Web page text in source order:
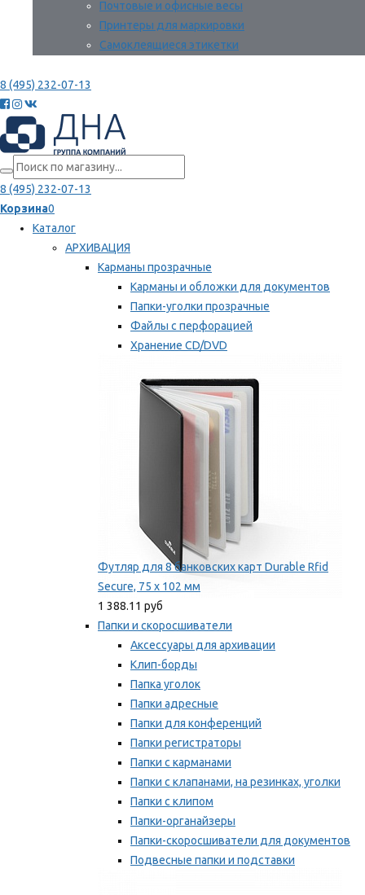
Почтовые и офисные весы
Принтеры для маркировки
Самоклеящиеся этикетки
8 (495) 232-07-13
8 (495) 232-07-13
Корзина0
Каталог
АРХИВАЦИЯ
Карманы прозрачные
Карманы и обложки для документов
Папки-уголки прозрачные
Файлы с перфорацией
Хранение CD/DVD
Мы рекомендуем
Футляр для 8 банковских карт Durable Rfid
Secure, 75 х 102 мм
1 388.11 руб
Папки и скоросшиватели
Аксессуары для архивации
Клип-борды
Папка уголок
Папки адресные
Папки для конференций
Папки регистраторы
Папки с карманами
Папки с клапанами, на резинках, уголки
Папки с клипом
Папки-органайзеры
Папки-скоросшиватели для документов
Подвесные папки и подставки